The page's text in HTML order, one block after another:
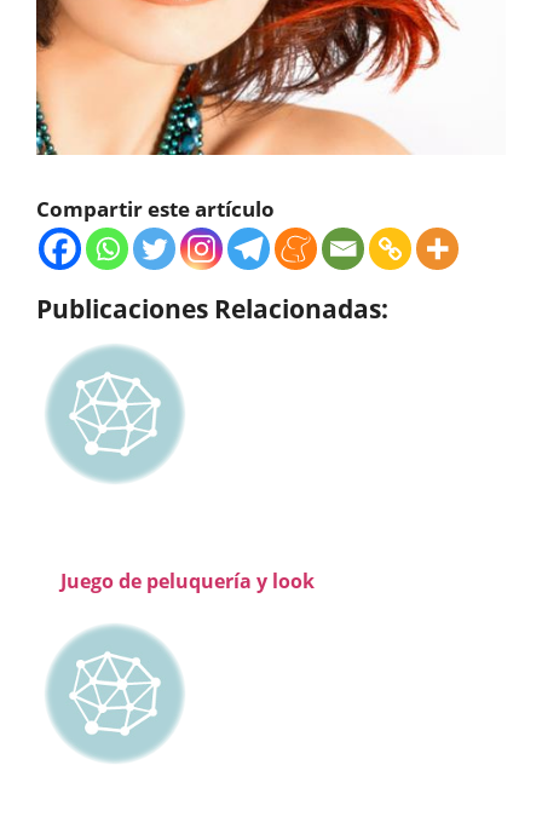
Compartir este artículo
Publicaciones Relacionadas:
Juego de peluquería y look